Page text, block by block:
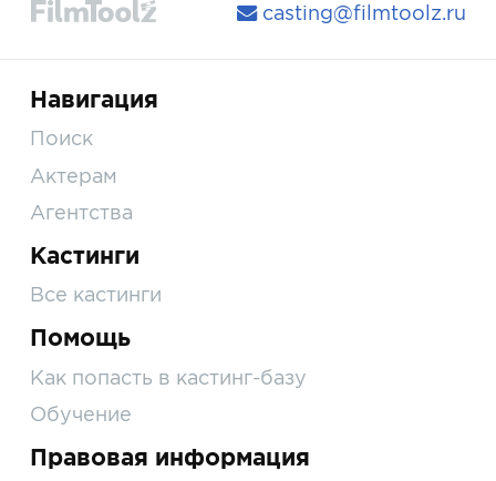
casting@filmtoolz.ru
Навигация
Поиск
Актерам
Агентства
Кастинги
Все кастинги
Помощь
Как попасть в кастинг-базу
Обучение
Правовая информация